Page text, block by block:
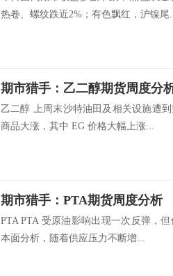
热卷、螺纹跌近2%；有色飘红，沪镍尾
期市猎手：乙二醇期货周度分
乙二醇 上周末沙特油田及相关设施遭
商品大涨，其中 EG 价格大幅上涨...
期市猎手：PTA期货周度分析
PTA PTA 受原油影响出现一次反弹，
本面分析，随着供应压力不断增...